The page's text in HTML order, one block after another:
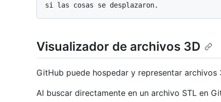
Visualizador de archivos 3D
GitHub puede hospedar y representar archivos
Al buscar directamente en un archivo STL en